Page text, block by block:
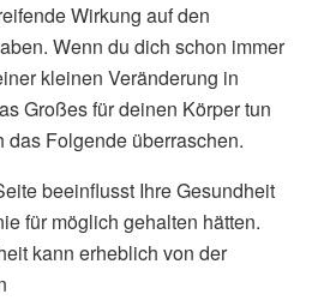
Wirkung auf den
Wenn du dich schon immer
kleinen Veränderung in
Großes für deinen Körper tun
das Folgende überraschen.
beeinflusst Ihre Gesundheit
für möglich gehalten hätten.
kann erheblich von der